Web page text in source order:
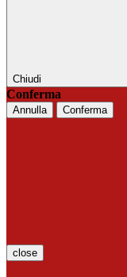
Chiudi
Conferma
Annulla Conferma
close